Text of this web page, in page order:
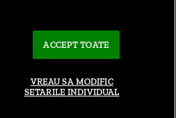
ACCEPT TOATE
VREAU SA MODIFIC
SETARILE INDIVIDUAL